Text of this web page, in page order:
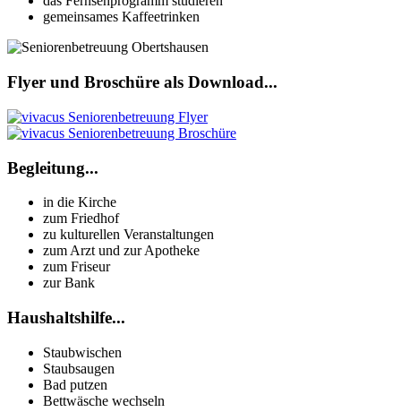
gemeinsames Kaffeetrinken
Flyer und Broschüre als Download...
Begleitung...
in die Kirche
zum Friedhof
zu kulturellen Veranstaltungen
zum Arzt und zur Apotheke
zum Friseur
zur Bank
Haushaltshilfe...
Staubwischen
Staubsaugen
Bad putzen
Bettwäsche wechseln